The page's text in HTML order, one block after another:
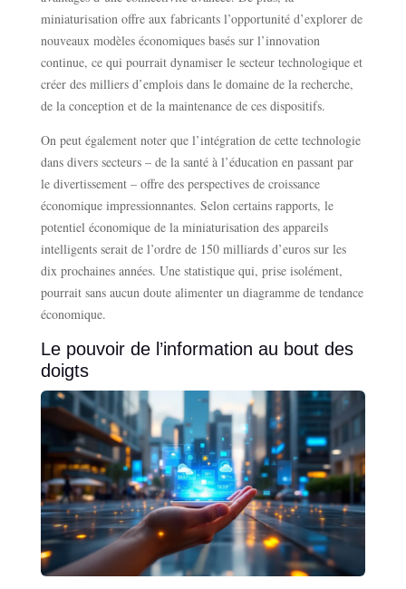
miniaturisation offre aux fabricants l’opportunité d’explorer de
nouveaux modèles économiques basés sur l’innovation
continue, ce qui pourrait dynamiser le secteur technologique et
créer des milliers d’emplois dans le domaine de la recherche,
de la conception et de la maintenance de ces dispositifs.
On peut également noter que l’intégration de cette technologie
dans divers secteurs – de la santé à l’éducation en passant par
le divertissement – offre des perspectives de croissance
économique impressionnantes. Selon certains rapports, le
potentiel économique de la miniaturisation des appareils
intelligents serait de l’ordre de 150 milliards d’euros sur les
dix prochaines années. Une statistique qui, prise isolément,
pourrait sans aucun doute alimenter un diagramme de tendance
économique.
Le pouvoir de l’information au bout des
doigts